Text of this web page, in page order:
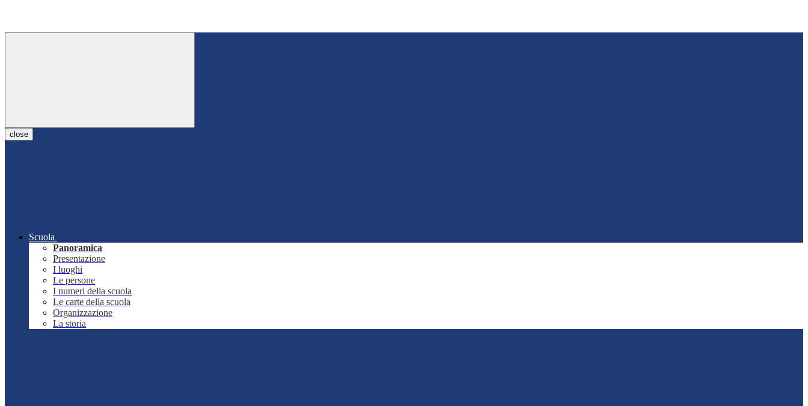
close
Scuola
Panoramica
Presentazione
I luoghi
Le persone
I numeri della scuola
Le carte della scuola
Organizzazione
La storia